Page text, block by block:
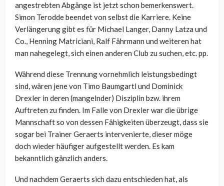
angestrebten Abgänge ist jetzt schon bemerkenswert.
Simon Terodde beendet von selbst die Karriere. Keine
Verlängerung gibt es für Michael Langer, Danny Latza und
Co., Henning Matriciani, Ralf Fährmann und weiteren hat
man nahegelegt, sich einen anderen Club zu suchen, etc. pp.
Während diese Trennung vornehmlich leistungsbedingt
sind, wären jene von Timo Baumgartl und Dominick
Drexler in deren (mangelnder) Disziplin bzw. ihrem
Auftreten zu finden. Im Falle von Drexler war die übrige
Mannschaft so von dessen Fähigkeiten überzeugt, dass sie
sogar bei Trainer Geraerts intervenierte, dieser möge
doch wieder häufiger aufgestellt werden. Es kam
bekanntlich gänzlich anders.
Und nachdem Geraerts sich dazu entschieden hat, als